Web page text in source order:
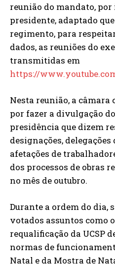
reunião do mandato,
presidente, adaptado
regimento, para
dados, as reuniões do
transmitidas em
https://
Nesta reunião, a câmara
por fazer a divulgação
presidência que dizem
designações,
afetações de
dos processos de obras
no mês de outubro.
Durante a ordem do dia,
votados assuntos como
requalificação da UCSP
normas de
Natal e da Mostra de